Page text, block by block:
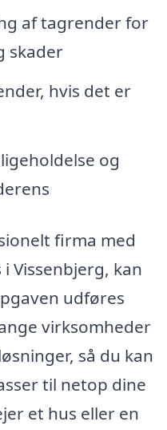
af tagrender for
skader
hvis det er
og
firma med
Vissenbjerg, kan
udføres
virksomheder
så du kan
til netop dine
et hus eller en